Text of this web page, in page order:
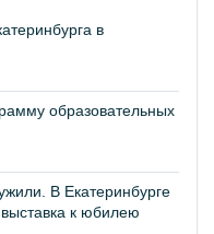
в
образовательных
В Екатеринбурге
к юбилею